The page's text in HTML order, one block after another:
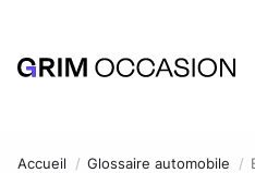
Accueil Glossaire automobile